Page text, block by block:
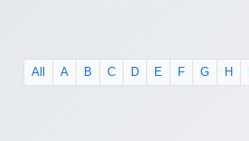
All A B C D E F G H